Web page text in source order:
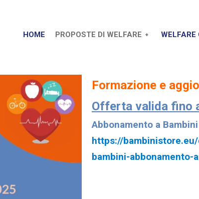
HOME PROPOSTE DI WELFARE WELFARE
Formazione e
Offerta valida fino
Abbonamento a Bambini
https://
bambini-abbonamento-